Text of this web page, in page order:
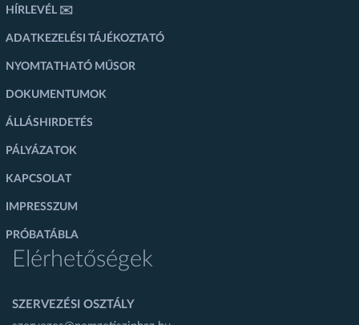
HÍRLEVÉL ✉️
ADATKEZELÉSI TÁJÉKOZTATÓ
NYOMTATHATÓ MŰSOR
DOKUMENTUMOK
ÁLLÁSHIRDETÉS
PÁLYÁZATOK
KAPCSOLAT
IMPRESSZUM
PRÓBATÁBLA
Elérhetőségek
SZERVEZÉSI OSZTÁLY